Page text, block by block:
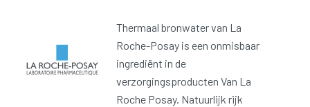
Thermaal bronwater van La
Roche-Posay is een onmisbaar
ingrediënt in de
verzorgingsproducten Van La
Roche Posay. Natuurlijk rijk